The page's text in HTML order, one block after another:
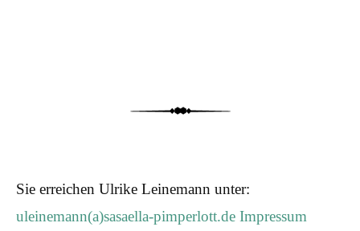
Sie erreichen Ulrike Leinemann unter:
uleinemann(a)sasaella-pimperlott.de Impressum